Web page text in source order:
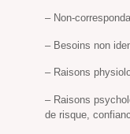
– Non-
– Besoins non
– Raisons
– Raisons
de risque,